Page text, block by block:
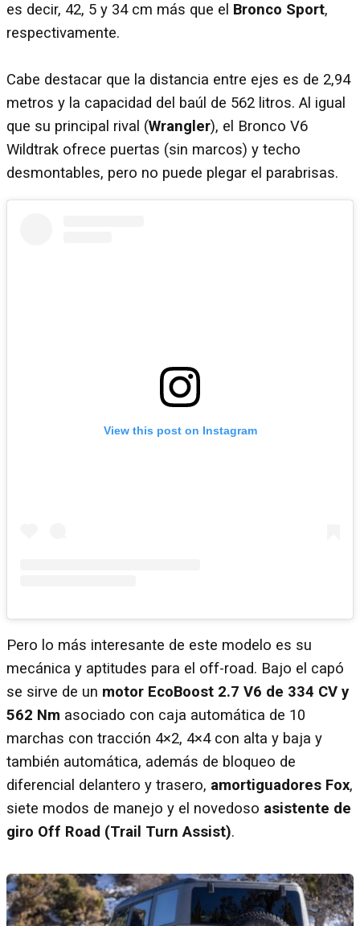
es decir, 42, 5 y 34 cm más que el Bronco Sport,
respectivamente.
Cabe destacar que la distancia entre ejes es de 2,94
metros y la capacidad del baúl de 562 litros. Al igual
que su principal rival (Wrangler), el Bronco V6
Wildtrak ofrece puertas (sin marcos) y techo
desmontables, pero no puede plegar el parabrisas.
View this post on Instagram
Pero lo más interesante de este modelo es su
mecánica y aptitudes para el off-road. Bajo el capó
se sirve de un motor EcoBoost 2.7 V6 de 334 CV y
562 Nm asociado con caja automática de 10
marchas con tracción 4×2, 4×4 con alta y baja y
también automática, además de bloqueo de
diferencial delantero y trasero, amortiguadores Fox,
siete modos de manejo y el novedoso asistente de
giro Off Road (Trail Turn Assist).